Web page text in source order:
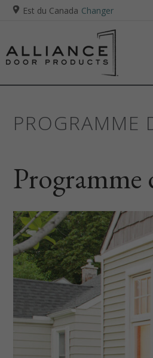
Est du Canada Changer
PROGRAMME
Programme